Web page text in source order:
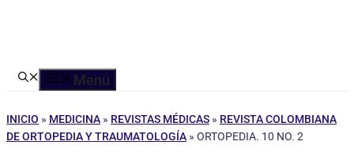
Menú
INICIO » MEDICINA » REVISTAS MÉDICAS » REVISTA COLOMBIANA
DE ORTOPEDIA Y TRAUMATOLOGÍA » ORTOPEDIA. 10 NO. 2